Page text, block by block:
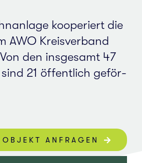
koope­riert die
AWO Kreis­ver­band
den ins­ge­samt 47
21 öffent­lich geför­
OBJEKT ANFRA­GEN